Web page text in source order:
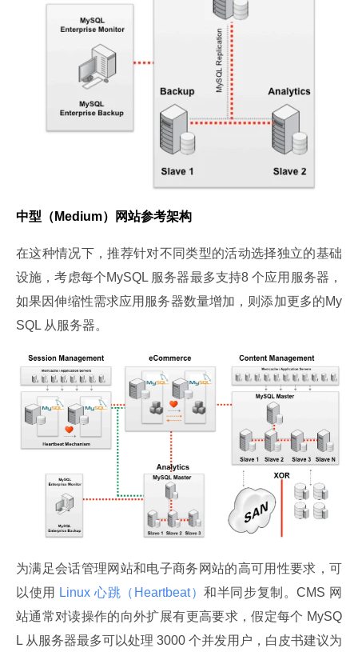
中型（Medium）网站参考架构
在这种情况下，推荐针对不同类型的活动选择独立的基础
设施，考虑每个MySQL 服务器最多支持8 个应用服务器，
如果因伸缩性需求应用服务器数量增加，则添加更多的My
SQL 从服务器。
为满足会话管理网站和电子商务网站的高可用性要求，可
以使用
Linux 心跳（Heartbeat）和半同步复制。CMS 网
站通常对读操作的向外扩展有更高要求，假定每个 MySQ
L 从服务器最多可以处理 3000 个并发用户，白皮书建议为